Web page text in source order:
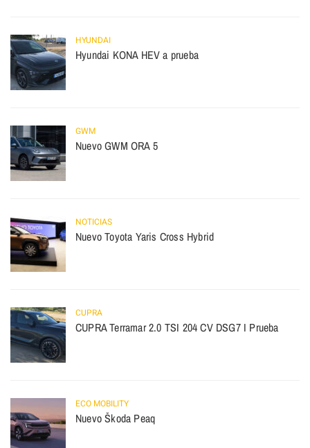
HYUNDAI
Hyundai KONA HEV a prueba
GWM
Nuevo GWM ORA 5
NOTICIAS
Nuevo Toyota Yaris Cross Hybrid
CUPRA
CUPRA Terramar 2.0 TSI 204 CV DSG7 I Prueba
ECO MOBILITY
Nuevo Škoda Peaq